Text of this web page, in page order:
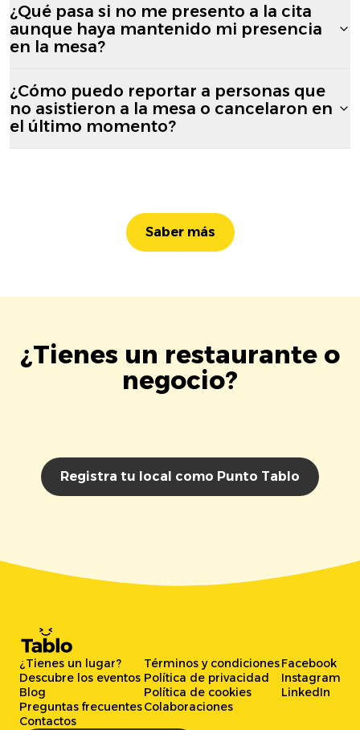
¿Qué pasa si no me presento a la cita
aunque haya mantenido mi presencia
en la mesa?
¿Cómo puedo reportar a personas que
no asistieron a la mesa o cancelaron en
el último momento?
Saber más
¿Tienes un restaurante o
negocio?
Registra tu local como Punto Tablo
¿Tienes un lugar?
Descubre los eventos
Blog
Preguntas frecuentes
Contactos
Términos y condiciones
Política de privacidad
Política de cookies
Colaboraciones
Facebook
Instagram
LinkedIn